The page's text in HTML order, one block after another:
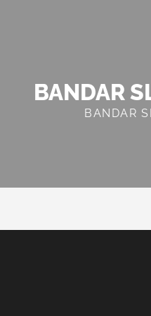
BANDAR
BANDAR